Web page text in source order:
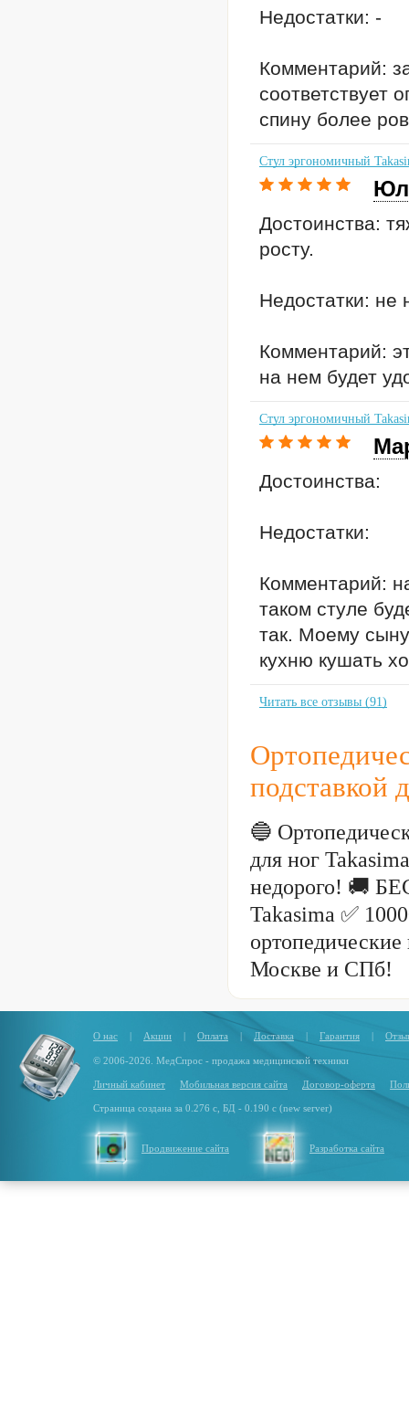
Недостатки: -
Комментарий:
соответствует
спину более
Стул эргономичный
Достоинства:
росту.
Недостатки: не
Комментарий:
на нем будет
Стул эргономичный
Достоинства:
Недостатки:
Комментарий:
таком стуле
так. Моему
кухню кушать
Читать все отзывы (91)
подставкой
🔵
для ног
недорого! 🚚
Takasima ✅
Москве и СПб!
О нас | Акции | Оплата | Доставка | Гарантия |
© 2006-2026. МедСпрос - продажа медицинской техники
Личный кабинет Мобильная версия сайта Договор-оферта
Страница создана за 0.276 с, БД - 0.190 с (new server)
Продвижение сайта Разработка сайта